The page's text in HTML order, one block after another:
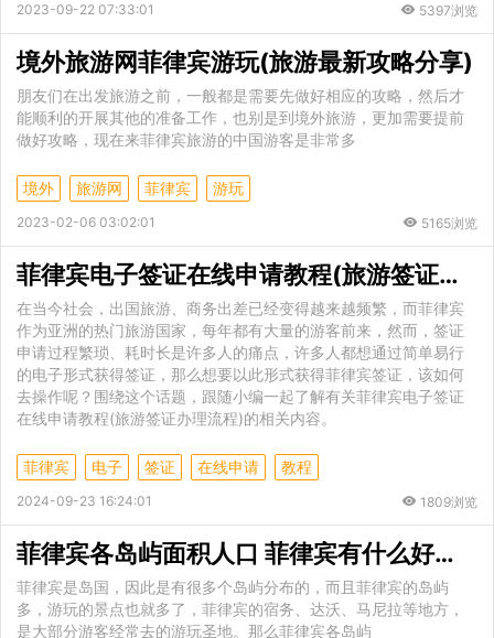
2023-09-22 07:33:01 5397浏览
境外旅游网菲律宾游玩(旅游最新攻略分享)
朋友们在出发旅游之前，一般都是需要先做好相应的攻略，然后才
能顺利的开展其他的准备工作，也别是到境外旅游，更加需要提前
做好攻略，现在来菲律宾旅游的中国游客是非常多
境外 旅游网 菲律宾 游玩
2023-02-06 03:02:01 5165浏览
菲律宾电子签证在线申请教程(旅游签证办理流程)
在当今社会，出国旅游、商务出差已经变得越来越频繁，而菲律宾
作为亚洲的热门旅游国家，每年都有大量的游客前来，然而，签证
申请过程繁琐、耗时长是许多人的痛点，许多人都想通过简单易行
的电子形式获得签证，那么想要以此形式获得菲律宾签证，该如何
去操作呢？围绕这个话题，跟随小编一起了解有关菲律宾电子签证
在线申请教程(旅游签证办理流程)的相关内容。
菲律宾 电子 签证 在线申请 教程
2024-09-23 16:24:01 1809浏览
菲律宾各岛屿面积人口 菲律宾有什么好玩的地方
菲律宾是岛国，因此是有很多个岛屿分布的，而且菲律宾的岛屿
多，游玩的景点也就多了，菲律宾的宿务、达沃、马尼拉等地方，
是大部分游客经常去的游玩圣地。那么菲律宾各岛屿